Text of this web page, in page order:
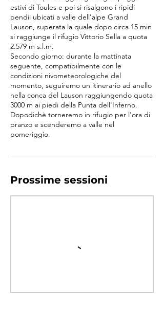
estivi di Toules e poi si risalgono i ripidi
pendii ubicati a valle dell'alpe Grand
Lauson, superata la quale dopo circa 15 min
si raggiunge il rifugio Vittorio Sella a quota
2.579 m s.l.m.
Secondo giorno: durante la mattinata
seguente, compatibilmente con le
condizioni nivometeorologiche del
momento, seguiremo un itinerario ad anello
nella conca del Lauson raggiungendo quota
3000 m ai piedi della Punta dell'Inferno.
Dopodichè torneremo in rifugio per l'ora di
pranzo e scenderemo a valle nel
pomeriggio.
Prossime sessioni